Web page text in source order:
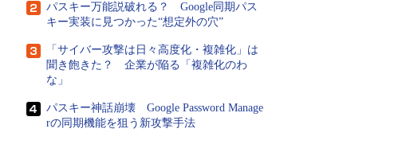
パスキー万能説破れる？ Google同期パス
キー実装に見つかった“想定外の穴”
「サイバー攻撃は日々高度化・複雑化」は
聞き飽きた？ 企業が陥る「複雑化のわ
な」
パスキー神話崩壊 Google Password Manage
rの同期機能を狙う新攻撃手法